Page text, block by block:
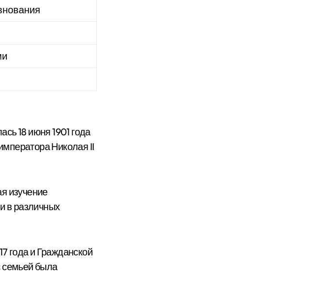
18 июня 1901 года
Николая II
изучение
в различных
года и Гражданской
семьей была